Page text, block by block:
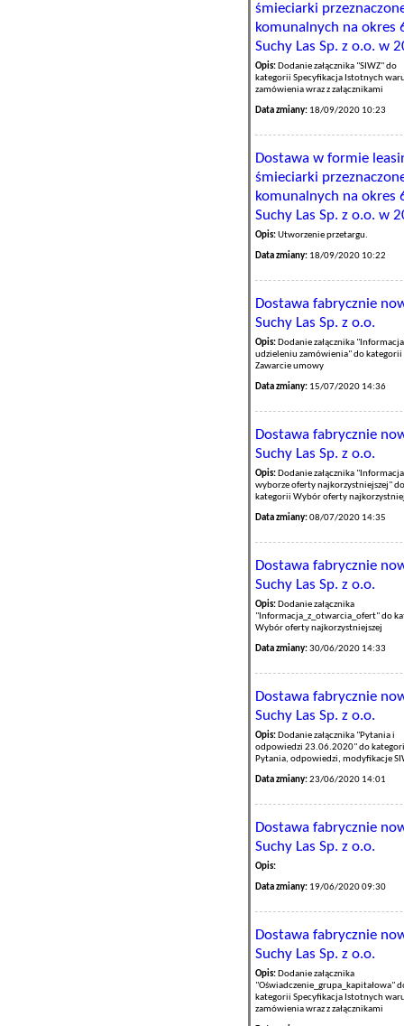
śmieciarki
komunalnych na okres
Suchy Las Sp. z o.o. w
Opis: Dodanie załącznika "SIWZ" do
kategorii Specyfikacja Istotnych
zamówienia wraz z załącznikami
Data zmiany: 18/09/2020 10:23
Dostawa w formie
śmieciarki
komunalnych na okres
Suchy Las Sp. z o.o. w
Opis:Utworzenie przetargu.
Data zmiany: 18/09/2020 10:22
Dostawa fabrycznie
Suchy Las Sp. z o.o.
Opis: Dodanie załącznika
udzieleniu zamówienia" do kategorii
Zawarcie umowy
Data zmiany: 15/07/2020 14:36
Dostawa fabrycznie
Suchy Las Sp. z o.o.
Opis: Dodanie załącznika
wyborze oferty najkorzystniejszej" do
kategorii Wybór oferty
Data zmiany:08/07/2020 14:35
Dostawa fabrycznie
Suchy Las Sp. z o.o.
Opis: Dodanie załącznika
"Informacja_z_otwarcia_ofert" do
Wybór oferty najkorzystniejszej
Data zmiany:30/06/2020 14:33
Dostawa fabrycznie
Suchy Las Sp. z o.o.
Opis: Dodanie załącznika "Pytania i
odpowiedzi 23.06.2020" do
Pytania, odpowiedzi, modyfikacje
Data zmiany:23/06/2020 14:01
Dostawa fabrycznie
Suchy Las Sp. z o.o.
Opis:
Data zmiany: 19/06/2020 09:30
Dostawa fabrycznie
Suchy Las Sp. z o.o.
Opis: Dodanie załącznika
"Oświadczenie_grupa_kapitałowa"
kategorii Specyfikacja Istotnych
zamówienia wraz z załącznikami